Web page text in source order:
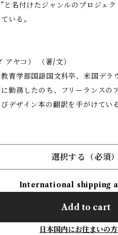
と名付けたジャンルのプロジェ
いる。
アヤコ） （著/文）
育学部国語国文科卒、米国デラ
勤務したのち、フリーランスの
デザイン本の翻訳を手がけている
選択する（必須）
International shipping
Add to cart
日本国内にお住まいの